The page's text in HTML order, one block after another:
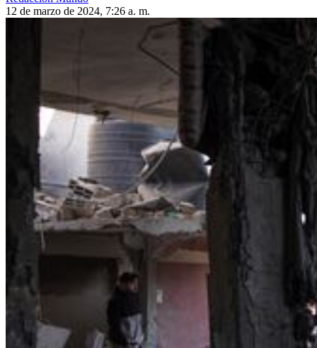
12 de marzo de 2024, 7:26 a. m.